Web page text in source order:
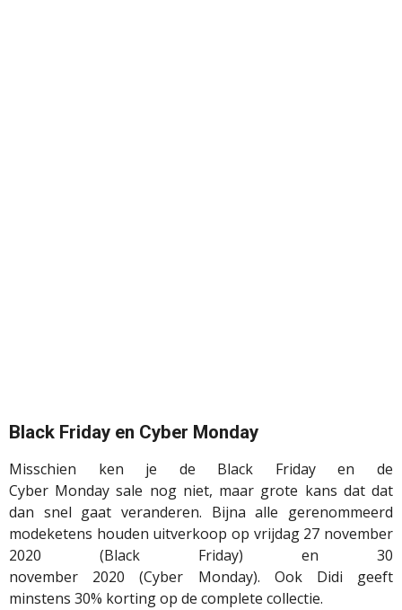
Black Friday en Cyber Monday
Misschien ken je de Black Friday en de
Cyber Monday sale nog niet, maar grote kans dat dat
dan snel gaat veranderen. Bijna alle gerenommeerd
modeketens houden uitverkoop op vrijdag 27 november
2020
(Black Friday) en 30
november 2020 (Cyber Monday). Ook Didi geeft
minstens 30% korting op de complete collectie.